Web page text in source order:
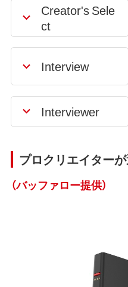
Creator's Sele
ct
Interview
Interviewer
プロクリエイター
（バッファロー提供）